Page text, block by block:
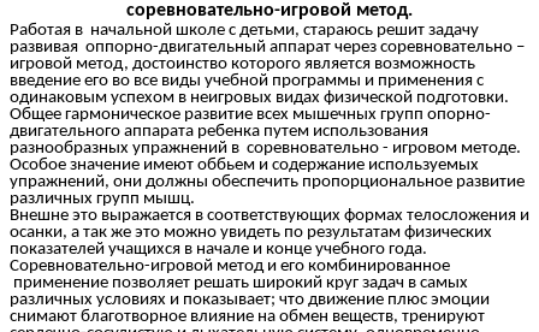
соревновательно-игровой метод.
Работая в начальной школе с детьми, стараюсь решит задачу
развивая оппорно-двигательный аппарат через соревновательно –
игровой метод, достоинство которого является возможность
введение его во все виды учебной программы и применения с
одинаковым успехом в неигровых видах физической подготовки.
Общее гармоническое развитие всех мышечных групп опорно-
двигательного аппарата ребенка путем использования
разнообразных упражнений в соревновательно - игровом методе.
Особое значение имеют оббьем и содержание используемых
упражнений, они должны обеспечить пропорциональное развитие
различных групп мышц.
Внешне это выражается в соответствующих формах телосложения и
осанки, а так же это можно увидеть по результатам физических
показателей учащихся в начале и конце учебного года.
Соревновательно-игровой метод и его комбинированное
применение позволяет решать широкий круг задач в самых
различных условиях и показывает; что движение плюс эмоции
снимают благотворное влияние на обмен веществ, тренируют